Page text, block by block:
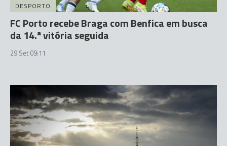
DESPORTO
FC Porto recebe Braga com Benfica em busca
da 14.ª vitória seguida
29 Set 09:11